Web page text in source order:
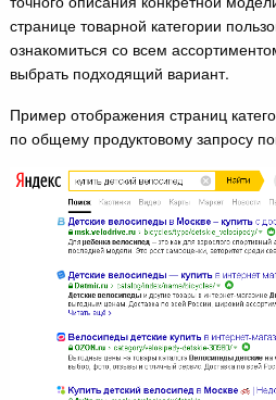
странице товарной категории
ознакомиться со всем
выбрать подходящий вариант.
Пример отображения страниц
по общему продуктовому запросу